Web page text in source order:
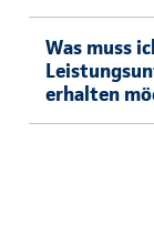
Was muss
erhalten